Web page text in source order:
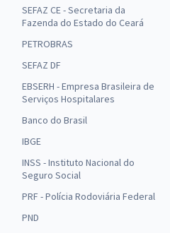
SEFAZ CE - Secretaria da
Fazenda do Estado do Ceará
PETROBRAS
SEFAZ DF
EBSERH - Empresa Brasileira de
Serviços Hospitalares
Banco do Brasil
IBGE
INSS - Instituto Nacional do
Seguro Social
PRF - Polícia Rodoviária Federal
PND